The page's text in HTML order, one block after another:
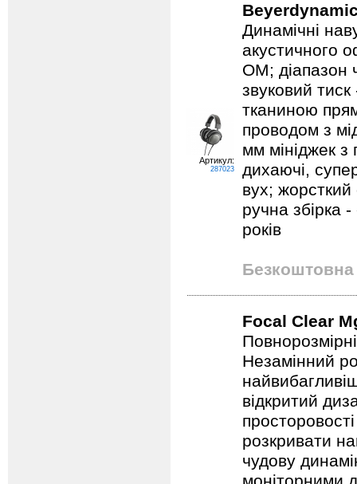
Артикул:
287023
Динамічні
акустичного
ОМ; діапазон
звуковий
тканиною
проводом з
мм мініджек
дихаючі,
вух;
ручна збірка
років
Безкоштовна
Focal Clear
Незамінний
відкритий
розкривати
чудову